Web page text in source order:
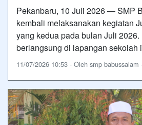
Pekanbaru, 10 Juli 2026 — SMP
kembali melaksanakan kegiatan
yang kedua pada bulan Juli
berlangsung di lapangan sekolah
11/07/2026 10:53 - Oleh smp babussalam